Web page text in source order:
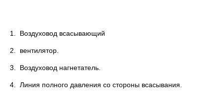
1. Воздуховод всасывающий
2. вентилятор.
3. Воздуховод нагнетатель.
4. Линия полного давления со стороны всасывания.